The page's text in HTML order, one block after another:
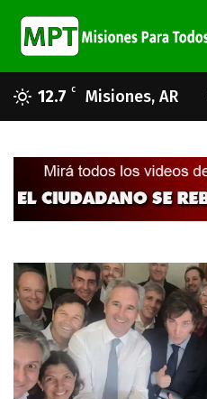
12.7 C Misiones, AR